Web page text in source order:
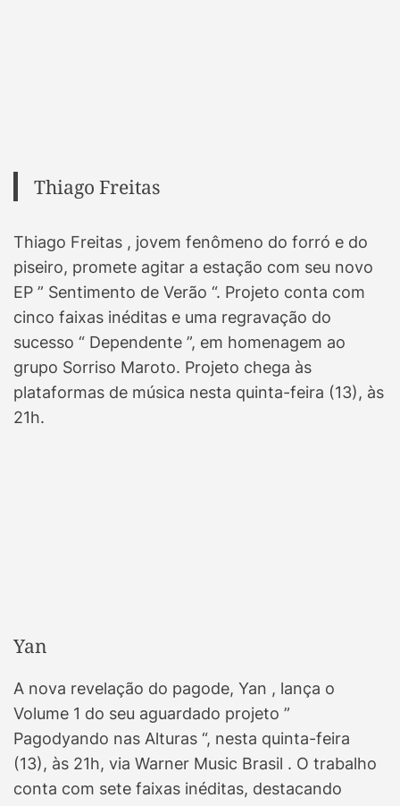
Thiago Freitas
Thiago Freitas , jovem fenômeno do forró e do
piseiro, promete agitar a estação com seu novo
EP ” Sentimento de Verão “. Projeto conta com
cinco faixas inéditas e uma regravação do
sucesso “ Dependente ”, em homenagem ao
grupo Sorriso Maroto. Projeto chega às
plataformas de música nesta quinta-feira (13), às
21h.
Yan
A nova revelação do pagode, Yan , lança o
Volume 1 do seu aguardado projeto ”
Pagodyando nas Alturas “, nesta quinta-feira
(13), às 21h, via Warner Music Brasil . O trabalho
conta com sete faixas inéditas, destacando